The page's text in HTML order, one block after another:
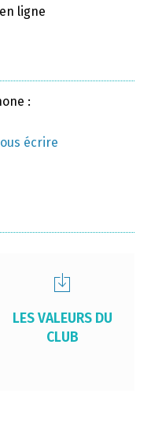
ligne
:
écrire
LES VALEURS DU
CLUB